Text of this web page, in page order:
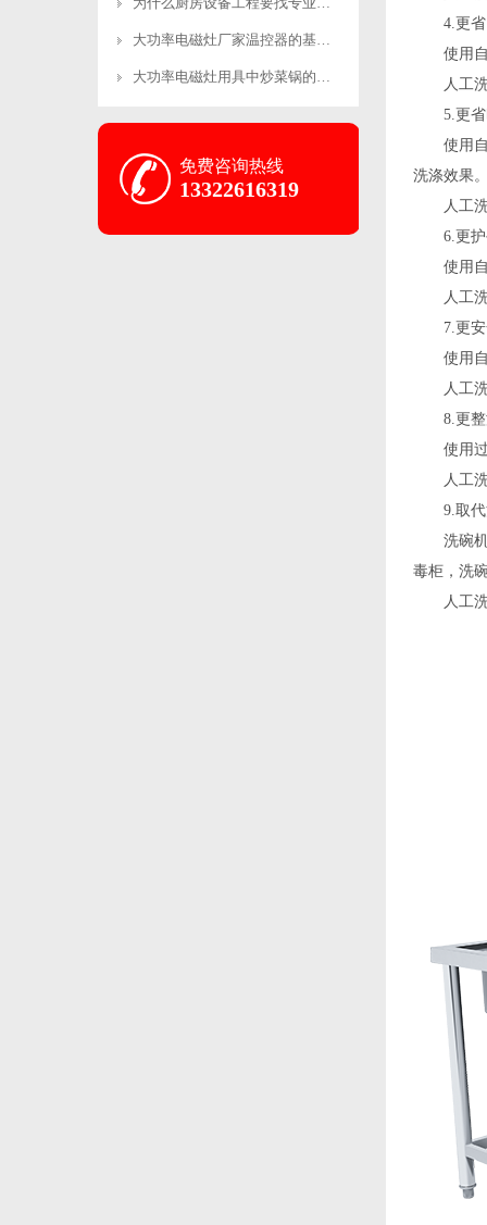
大功率电磁灶厂家温控器的基本工作原理和制
大功率电磁灶用具中炒菜锅的恰当操作方法
免费咨询热线
13322616319
4.更省
使用自
人工洗
5.更省
使用自
洗涤效果
人工洗
6.更护
使用自
人工洗
7.更安
使用自
人工洗
8.更整
使用过
人工洗
9.取代
洗碗机
毒柜，洗
人工洗